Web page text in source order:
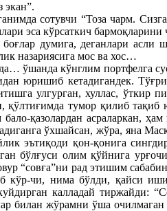
экан”.
сотувчи “Тоза чарм.
эса кўрсаткич
думига, деганлари
назариясига мос ва хос…
ўшанда кўнглим портфелга
юришиб кетадигандек.
улгурган, хуллас, ўткир
қўлтиғимда тумор қилиб
қазолардан асраларкан,
ўхшайсан, жўра, яна
эътиқоди қон-қонига
бўлғуси олим қўйнига
“совға”ни рад этишим
чи, нима бўлди, қайси
калладай тиржайди:
билан жўрамни ўша